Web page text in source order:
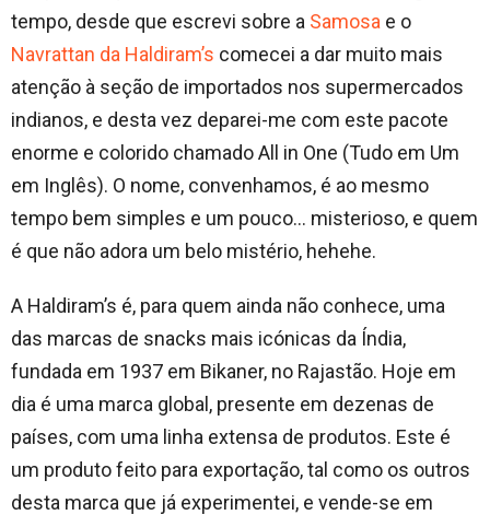
tempo, desde que escrevi sobre a Samosa e o
Navrattan da Haldiram’s comecei a dar muito mais
atenção à seção de importados nos supermercados
indianos, e desta vez deparei-me com este pacote
enorme e colorido chamado All in One (Tudo em Um
em Inglês). O nome, convenhamos, é ao mesmo
tempo bem simples e um pouco… misterioso, e quem
é que não adora um belo mistério, hehehe.
A Haldiram’s é, para quem ainda não conhece, uma
das marcas de snacks mais icónicas da Índia,
fundada em 1937 em Bikaner, no Rajastão. Hoje em
dia é uma marca global, presente em dezenas de
países, com uma linha extensa de produtos. Este é
um produto feito para exportação, tal como os outros
desta marca que já experimentei, e vende-se em